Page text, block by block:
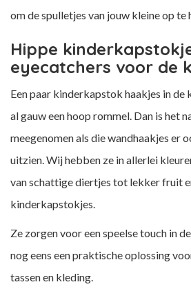
om de spulletjes van jouw kleine op te
Hippe
eyecatchers voor de
Een paar kinderkapstok haakjes in de
al gauw een hoop rommel. Dan is het
meegenomen als die wandhaakjes er
uitzien. Wij hebben ze in allerlei
van schattige diertjes tot lekker fruit
kinderkapstokjes.
Ze zorgen voor een speelse touch in
nog eens een praktische oplossing
tassen en kleding.